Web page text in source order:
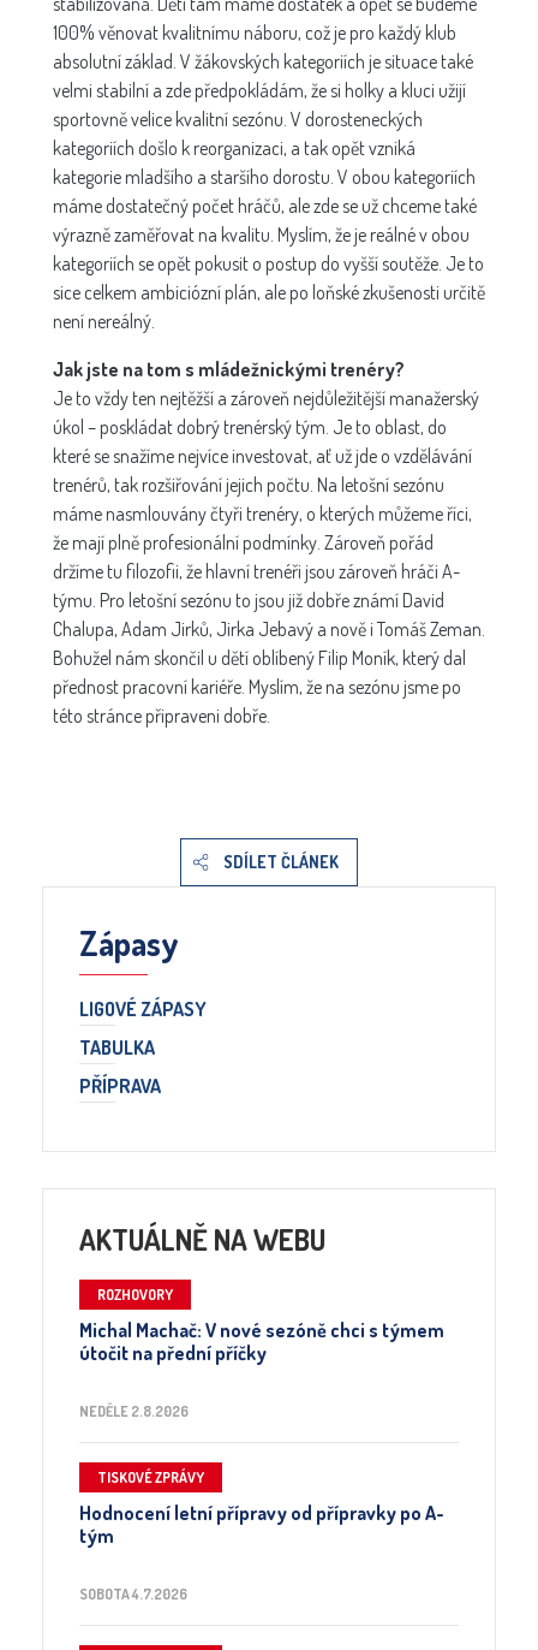
100% věnovat kvalitnímu náboru, což je pro každý klub
absolutní základ. V žákovských kategoriích je situace také
velmi stabilní a zde předpokládám, že si holky a kluci užijí
sportovně velice kvalitní sezónu. V dorosteneckých
kategoriích došlo k reorganizaci, a tak opět vzniká
kategorie mladšího a staršího dorostu. V obou kategoriích
máme dostatečný počet hráčů, ale zde se už chceme také
výrazně zaměřovat na kvalitu. Myslím, že je reálné v obou
kategoriích se opět pokusit o postup do vyšší soutěže. Je to
sice celkem ambiciózní plán, ale po loňské zkušenosti určitě
není nereálný.
Jak jste na tom s mládežnickými trenéry?
Je to vždy ten nejtěžší a zároveň nejdůležitější manažerský
úkol – poskládat dobrý trenérský tým. Je to oblast, do
které se snažíme nejvíce investovat, ať už jde o vzdělávání
trenérů, tak rozšiřování jejich počtu. Na letošní sezónu
máme nasmlouvány čtyři trenéry, o kterých můžeme říci,
že mají plně profesionální podmínky. Zároveň pořád
držíme tu filozofii, že hlavní trenéři jsou zároveň hráči A-
týmu. Pro letošní sezónu to jsou již dobře známí David
Chalupa, Adam Jirků, Jirka Jebavý a nově i Tomáš Zeman.
Bohužel nám skončil u dětí oblíbený Filip Moník, který dal
přednost pracovní kariéře. Myslím, že na sezónu jsme po
této stránce připraveni dobře.
SDÍLET ČLÁNEK
Zápasy
LIGOVÉ ZÁPASY
TABULKA
PŘÍPRAVA
AKTUÁLNĚ NA WEBU
ROZHOVORY
Michal Machač: V nové sezóně chci s týmem
útočit na přední příčky
NEDĚLE 2.8.2026
TISKOVÉ ZPRÁVY
Hodnocení letní přípravy od přípravky po A-
tým
SOBOTA 4.7.2026